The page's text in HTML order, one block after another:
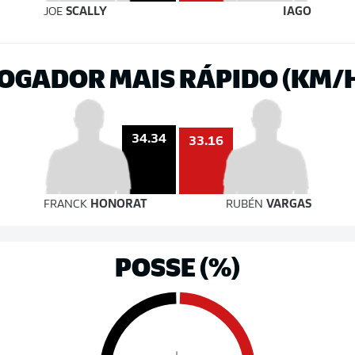
JOESCALLY IAGO
MAIS RÁPIDO (KM/
34.34 33.16
FRANCK HONORAT RUBÉN VARGAS
POSSE (%)